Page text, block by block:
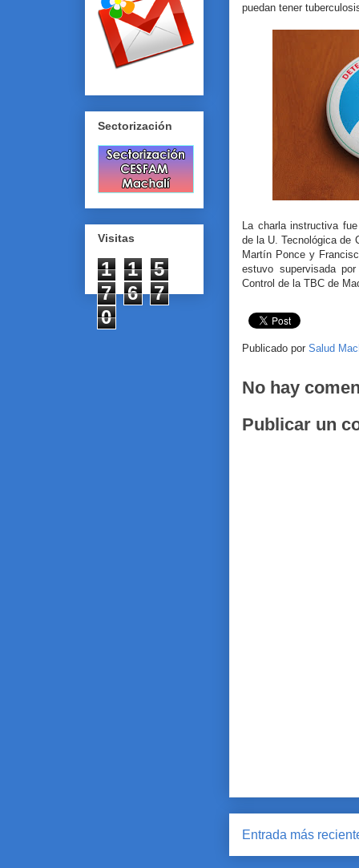
puedan tener
La charla instructiva
de la U. Tecnológica de
Martín Ponce y
estuvo supervisada
Control de la TBC de
Publicado por Salud
No hay
Publicar un
Entrada más
Sectorización
Visitas
1 1
5
7
6
7
0